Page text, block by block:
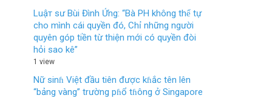
Luậт sư Bùi Đình Ứng: “Bà PH không thể tự
cho mình cái quyền đó, Chỉ những người
quyên góp tiền từ thiện mới có quyền đòi
hỏi sao kê”
1 view
Nữ sinɦ Việt đầu tiên được kɦắc tên lên
“bảng vàng” trường pɦổ tɦông ở Singapore